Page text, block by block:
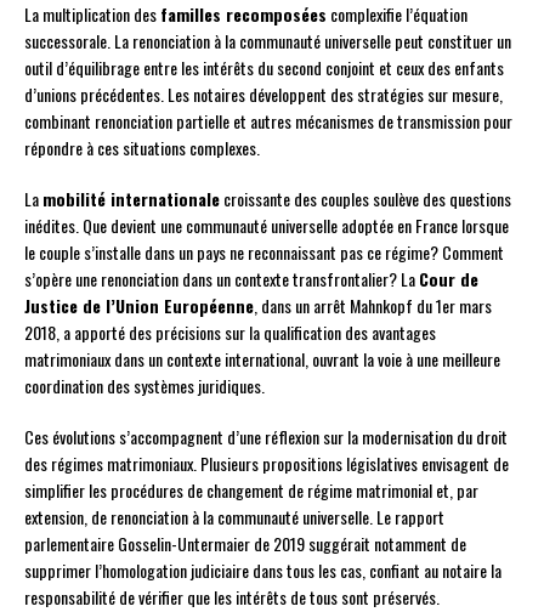
La multiplication desfamilles recomposées complexifie l’équation
successorale. La renonciation à la communauté universelle peut constituer un
outil d’équilibrage entre les intérêts du second conjoint et ceux des enfants
d’unions précédentes. Les notaires développent des stratégies sur mesure,
combinant renonciation partielle et autres mécanismes de transmission pour
répondre à ces situations complexes.
Lamobilité internationalecroissante des couples soulève des questions
inédites. Que devient une communauté universelle adoptée en France lorsque
le couple s’installe dans un pays ne reconnaissant pas ce régime? Comment
s’opère une renonciation dans un contexte transfrontalier? LaCour de
Justice de l’Union Européenne , dans un arrêt Mahnkopf du 1er mars
2018, a apporté des précisions sur la qualification des avantages
matrimoniaux dans un contexte international, ouvrant la voie à une meilleure
coordination des systèmes juridiques.
Ces évolutions s’accompagnent d’une réflexion sur la modernisation du droit
des régimes matrimoniaux. Plusieurs propositions législatives envisagent de
simplifier les procédures de changement de régime matrimonial et, par
extension, de renonciation à la communauté universelle. Le rapport
parlementaire Gosselin-Untermaier de 2019 suggérait notamment de
supprimer l’homologation judiciaire dans tous les cas, confiant au notaire la
responsabilité de vérifier que les intérêts de tous sont préservés.